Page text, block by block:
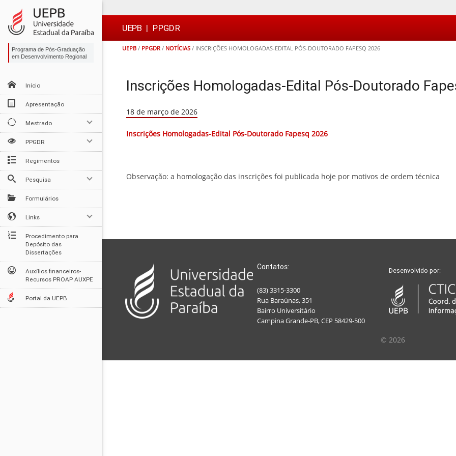
para
conteúdo
para
menu
para
busca
para
rodapé
 UEPB | PPGDR
UEPB / PPGDR / NOTÍCIAS / INSCRIÇÕES HOMOLOGADAS-EDITAL PÓS-DOUTORADO FAPESQ 2026
Programa de Pós-Graduação
em Desenvolvimento Regional
Início
Apresentação
Mestrado
PPGDR
Regimentos
Pesquisa
Formulários
Links
Procedimento para
Depósito das
Dissertações
Auxílios financeiros-
Recursos PROAP AUXPE
Portal da UEPB
Inscrições Homologadas-Edital Pós-Doutorado
18 de março de 2026
Inscrições Homologadas-Edital Pós-Doutorado Fapesq 2026
Observação: a homologação das inscrições foi publicada hoje por motivos de ordem técnica
Contatos:
(83) 3315-3300
Rua Baraúnas, 351
Bairro Universitário
Campina Grande-PB, CEP 58429-500
Desenvolvido por:
© 2026